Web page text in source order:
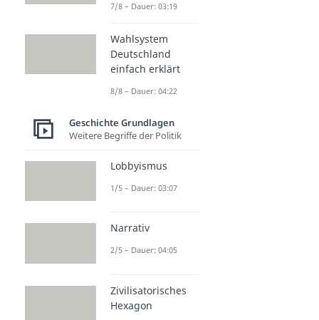
7/8 – Dauer: 03:19
Wahlsystem
Deutschland
einfach erklärt
8/8 – Dauer: 04:22
Geschichte Grundlagen
Weitere Begriffe der Politik
Lobbyismus
1/5 – Dauer: 03:07
Narrativ
2/5 – Dauer: 04:05
Zivilisatorisches
Hexagon